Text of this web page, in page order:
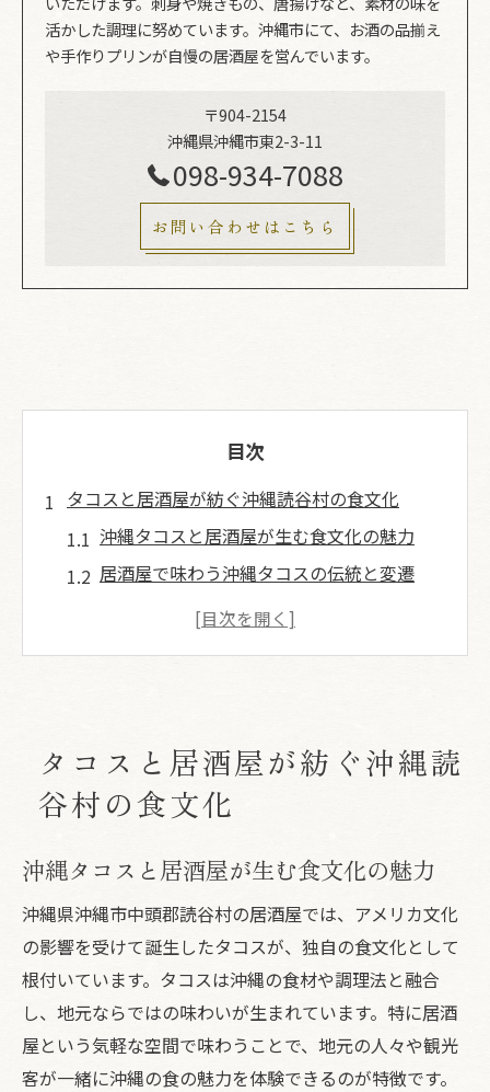
活かした調理に努めています。沖縄市にて、お酒の品揃え
や手作りプリンが自慢の居酒屋を営んでいます。
〒904-2154
沖縄県沖縄市東2-3-11
098-934-7088
お問い合わせはこちら
目次
タコスと居酒屋が紡ぐ沖縄読谷村の食文化
沖縄タコスと居酒屋が生む食文化の魅力
居酒屋で味わう沖縄タコスの伝統と変遷
沖縄タコス人気店と居酒屋の関係性を探る
沖縄タコスが楽しめる読谷村の居酒屋体験
読谷村の居酒屋で楽しむ沖縄タコスの醍醐
沖縄タコス人気店と居酒屋体験の選び方
居酒屋で沖縄タコスと多彩なメニューを堪
沖縄タコスランキング上位の味を居酒屋で
体験
沖縄タコスパリパリ食感の居酒屋ならでは
の理由
タコスと居酒屋が紡ぐ沖縄読
谷村の食文化
沖縄タコスと居酒屋が生む食文化の魅力
沖縄県沖縄市中頭郡読谷村の居酒屋では、アメリカ文化
の影響を受けて誕生したタコスが、独自の食文化として
根付いています。タコスは沖縄の食材や調理法と融合
し、地元ならではの味わいが生まれています。特に居酒
屋という気軽な空間で味わうことで、地元の人々や観光
客が一緒に沖縄の食の魅力を体験できるのが特徴です。